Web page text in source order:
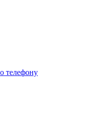
телефону